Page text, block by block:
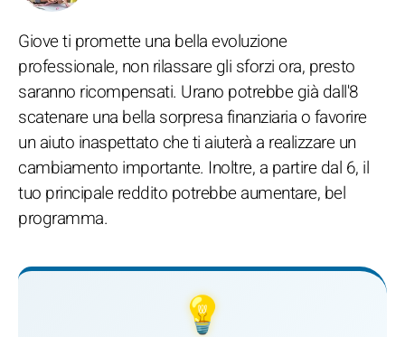
Giove ti promette una bella evoluzione
professionale, non rilassare gli sforzi ora, presto
saranno ricompensati. Urano potrebbe già dall'8
scatenare una bella sorpresa finanziaria o favorire
un aiuto inaspettato che ti aiuterà a realizzare un
cambiamento importante. Inoltre, a partire dal 6, il
tuo principale reddito potrebbe aumentare, bel
programma.
💡